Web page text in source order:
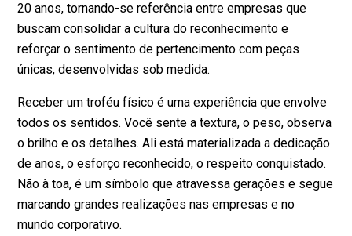
20 anos, tornando-se referência entre empresas que
buscam consolidar a cultura do reconhecimento e
reforçar o sentimento de pertencimento com peças
únicas, desenvolvidas sob medida.
Receber um troféu físico é uma experiência que envolve
todos os sentidos. Você sente a textura, o peso, observa
o brilho e os detalhes. Ali está materializada a dedicação
de anos, o esforço reconhecido, o respeito conquistado.
Não à toa, é um símbolo que atravessa gerações e segue
marcando grandes realizações nas empresas e no
mundo corporativo.